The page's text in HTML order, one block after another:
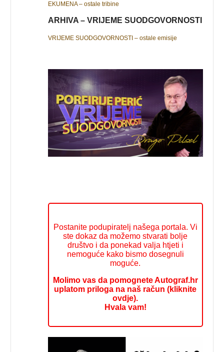
EKUMENA – ostale tribine
ARHIVA – VRIJEME SUODGOVORNOSTI
VRIJEME SUODGOVORNOSTI – ostale emisije
Postanite podupiratelj našega portala. Vi
ste dokaz da možemo stvarati bolje
društvo i da ponekad valja htjeti i
nemoguće kako bismo dosegnuli
moguće.
Molimo vas da pomognete Autograf.hr
uplatom priloga na naš račun (kliknite
ovdje).
Hvala vam!